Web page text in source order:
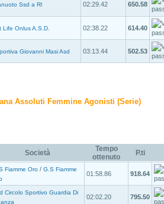
Ssd a Rl 02:29.42 650.58
Life Onlus A.S.D. 02:38.22 614.40
Giovanni Masi Asd 03:13.44 502.53
Assoluti Femmine Agonisti (Serie)
Società
Tempo
ottenuto
P.ti
Fiamme Oro / G.S Fiamme
01:58.86 918.64
Circolo Sportivo Guardia Di
02:02.20 795.50